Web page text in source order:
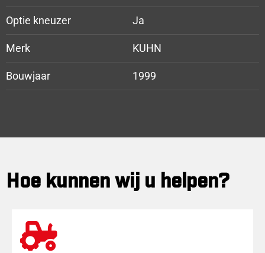
Optie kneuzer Ja
Merk KUHN
Bouwjaar 1999
Hoe kunnen wij u helpen?